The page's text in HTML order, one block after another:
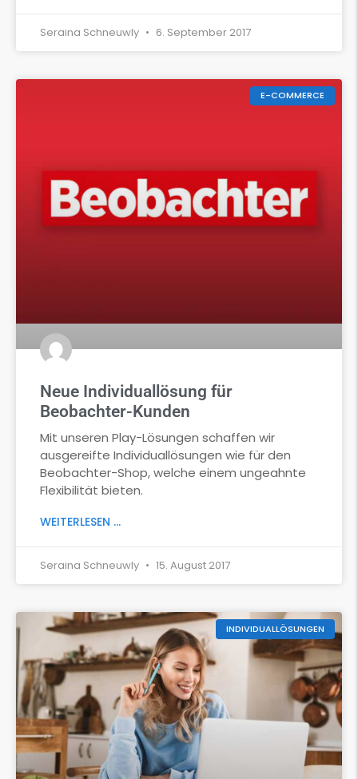
Seraina Schneuwly 6. September 2017
E-COMMERCE
Neue Individuallösung für
Beobachter-Kunden
Mit unseren Play-Lösungen schaffen wir
ausgereifte Individuallösungen wie für den
Beobachter-Shop, welche einem ungeahnte
Flexibilität bieten.
WEITERLESEN ...
Seraina Schneuwly 15. August 2017
INDIVIDUALLÖSUNGEN